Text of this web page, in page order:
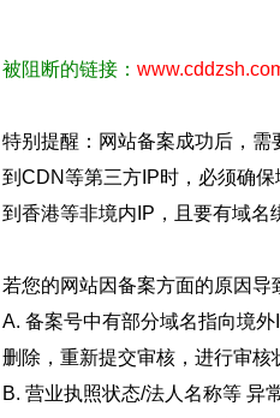
被阻断的链接：
特别提醒：网站备案成功后，
到CDN等第三方IP时，必须确
到香港等非境内IP，且要有域
若您的网站因备案方面的原因
A. 备案号中有部分域名指向境
删除，重新提交审核，进行审
B. 营业执照状态/法人名称等 异